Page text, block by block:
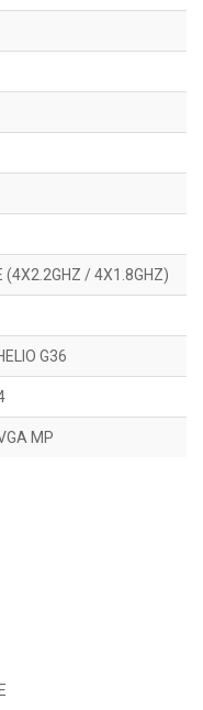
(4X2.2GHZ / 4X1.8GHZ)
G36
MP